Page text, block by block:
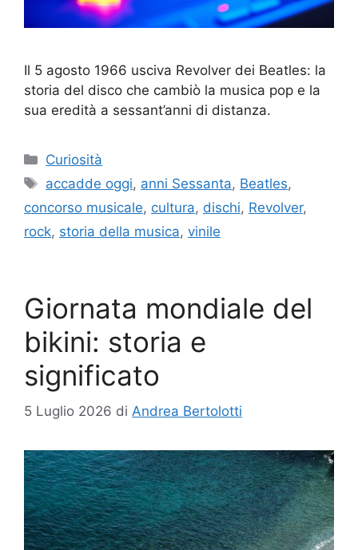
Il 5 agosto 1966 usciva Revolver dei Beatles: la
storia del disco che cambiò la musica pop e la
sua eredità a sessant’anni di distanza.
Categorie
Curiosità
Tag
accadde oggi, anni Sessanta, Beatles,
concorso musicale, cultura, dischi, Revolver,
rock, storia della musica, vinile
Giornata mondiale del
bikini: storia e
significato
5 Luglio 2026 di Andrea Bertolotti